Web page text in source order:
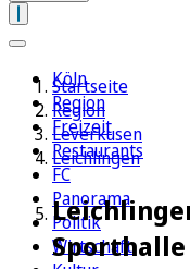
Köln
Region
Freizeit
Restaurants
FC
Panorama
Politik
Wirtschaft
Startseite
Region
Leverkusen
Leichlingen